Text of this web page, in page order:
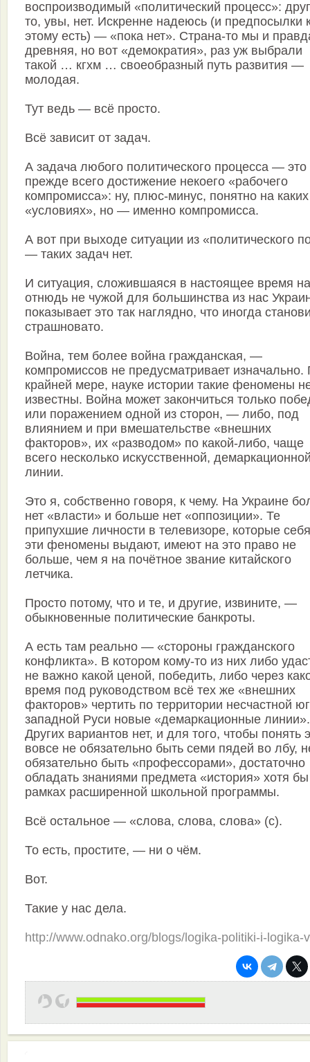
воспроизводимый «политический процесс»:
то, увы, нет. Искренне надеюсь (и предпосылки
этому есть) — «пока нет». Страна-то мы и
древняя, но вот «демократия», раз уж выбрали
такой … кгхм … своеобразный путь развития —
молодая.
Тут ведь — всё просто.
Всё зависит от задач.
А задача любого политического процесса — это
прежде всего достижение некоего «рабочего
компромисса»: ну, плюс-минус, понятно на каких
«условиях», но — именно компромисса.
А вот при выходе ситуации из «политического
— таких задач нет.
И ситуация, сложившаяся в настоящее время на
отнюдь не чужой для большинства из нас
показывает это так наглядно, что иногда
страшновато.
Война, тем более война гражданская, —
компромиссов не предусматривает изначально.
крайней мере, науке истории такие феномены
известны. Война может закончиться только
или поражением одной из сторон, — либо, под
влиянием и при вмешательстве «внешних
факторов», их «разводом» по какой-либо, чаще
всего несколько искусственной,
линии.
Это я, собственно говоря, к чему. На Украине
нет «власти» и больше нет «оппозиции». Те
припухшие личности в телевизоре, которые
эти феномены выдают, имеют на это право не
больше, чем я на почётное звание китайского
летчика.
Просто потому, что и те, и другие, извините, —
обыкновенные политические банкроты.
А есть там реально — «стороны гражданского
конфликта». В котором кому-то из них либо
не важно какой ценой, победить, либо через
время под руководством всё тех же «внешних
факторов» чертить по территории несчастной
западной Руси новые «демаркационные линии».
Других вариантов нет, и для того, чтобы понять
вовсе не обязательно быть семи пядей во лбу,
обязательно быть «профессорами», достаточно
обладать знаниями предмета «история» хотя
рамках расширенной школьной программы.
Всё остальное — «слова, слова, слова» (с).
То есть, простите, — ни о чём.
Вот.
Такие у нас дела.
http://www.odnako.org/blogs/logika-politiki-i-logika-